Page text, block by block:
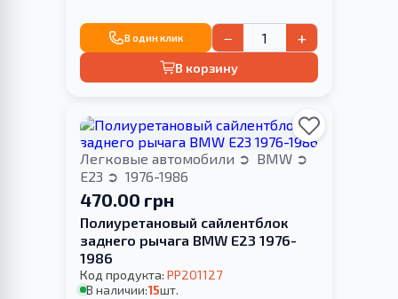
В один клик − +
В корзину
Легковые автомобили
BMW
E23
1976-1986
470.00 грн
Полиуретановый сайлентблок
заднего рычага BMW E23 1976-
1986
Код продукта: PP201127
В наличии:15шт.